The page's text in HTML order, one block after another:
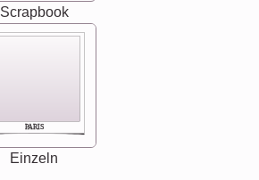
Scrapbook
PARIS
Einzeln